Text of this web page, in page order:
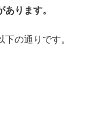
ります。
の通りです。